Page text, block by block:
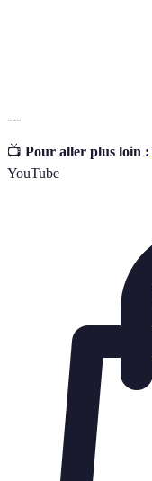
---
📺 Pour aller plus loin :
YouTube